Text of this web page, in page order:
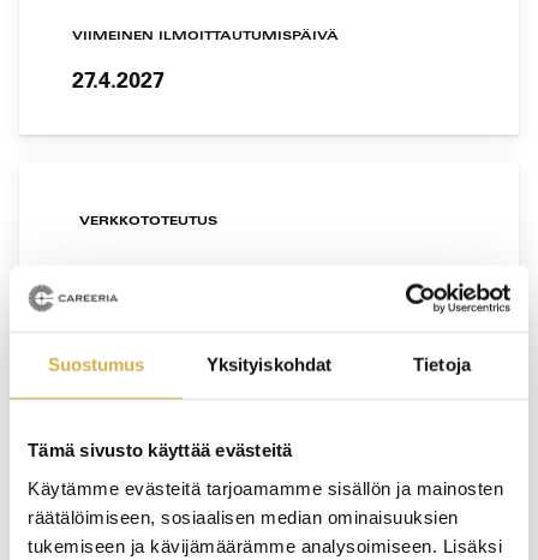
Suostumus Yksityiskohdat Tietoja
Tämä sivusto käyttää evästeitä
Käytämme evästeitä tarjoamamme sisällön ja mainosten
räätälöimiseen, sosiaalisen median ominaisuuksien
tukemiseen ja kävijämäärämme analysoimiseen. Lisäksi
VIIMEINEN ILMOITTAUTUMISPÄIVÄ
27.4.2027
VERKKOTOTEUTUS
Tervetuloa kehittämään
isännöitsijätaitojasi
11.5.2027